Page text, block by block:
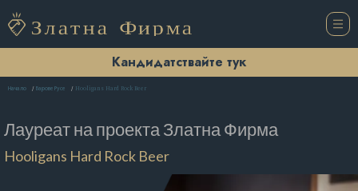
Кандидатствайте тук
Начало Барове Русе Hooligans Hard Rock Beer
Лауреат на проектаЗлатна Фирма
Hooligans Hard Rock Beer